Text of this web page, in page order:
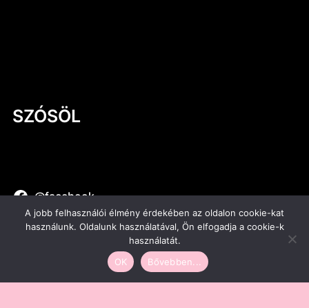
SZÓSÖL
@facebook
@instagram
@pinterest
A jobb felhasználói élmény érdekében az oldalon cookie-kat
használunk. Oldalunk használatával, Ön elfogadja a cookie-k
használatát.
OK
Bővebben...